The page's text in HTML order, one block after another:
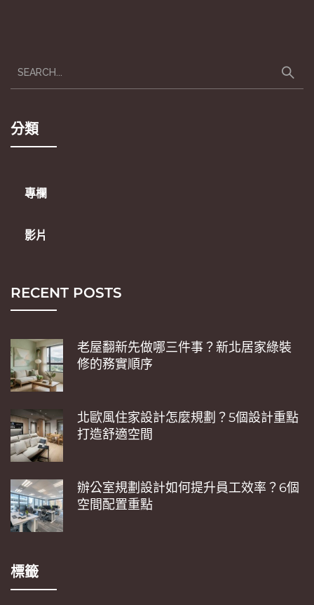
分類
專欄
影片
RECENT POSTS
老屋翻新先做哪三件事？新北居家綠裝
修的務實順序
北歐風住家設計怎麼規劃？5個設計重點
打造舒適空間
辦公室規劃設計如何提升員工效率？6個
空間配置重點
標籤